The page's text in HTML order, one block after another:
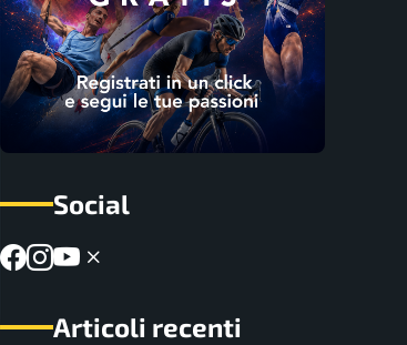
Social
Articoli recenti